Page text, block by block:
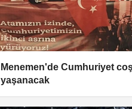
Menemen'de Cumhuriyet
yaşanacak